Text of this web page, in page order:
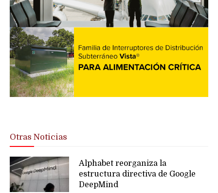
Otras Noticias
Alphabet reorganiza la
estructura directiva de Google
DeepMind